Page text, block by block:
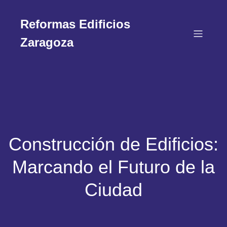
Reformas Edificios
Zaragoza
Construcción de Edificios:
Marcando el Futuro de la
Ciudad